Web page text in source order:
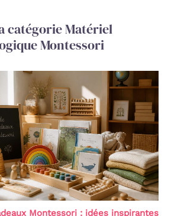
catégorie Matériel
Montessori
Montessori : idées inspirantes